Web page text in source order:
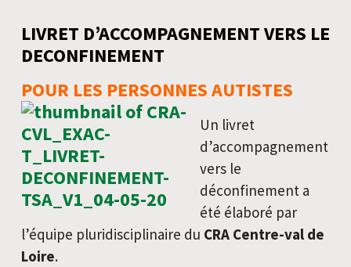
LIVRET D’ACCOMPAGNEMENT VERS LE
DECONFINEMENT
POUR LES PERSONNES AUTISTES
Un livret
d’accompagnement
vers le
déconfinement a
été élaboré par
l’équipe pluridisciplinaire du CRA Centre-val de
Loire.